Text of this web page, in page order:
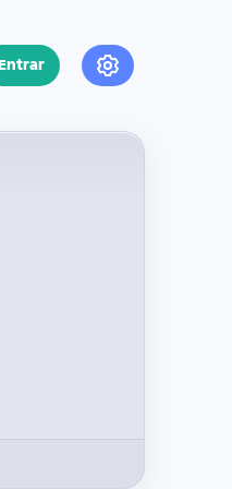
Entrar